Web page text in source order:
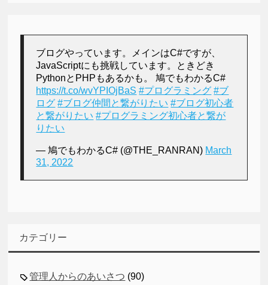
ブログやっています。メインはC#ですが、
JavaScriptにも挑戦しています。ときどき
PythonとPHPもあるかも。 鳩でもわかるC#
https://t.co/wvYPIOjBaS #プログラミング #ブ
ログ #ブログ仲間と繋がりたい #ブログ初心者
と繋がりたい #プログラミング初心者と繋が
りたい
— 鳩でもわかるC# (@THE_RANRAN) March
31, 2022
カテゴリー
管理人からのあいさつ (90)